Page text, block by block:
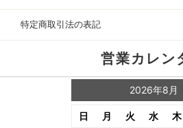
特定商取引法の表記
営業カレン
2026年8月
日 月 火 水 木